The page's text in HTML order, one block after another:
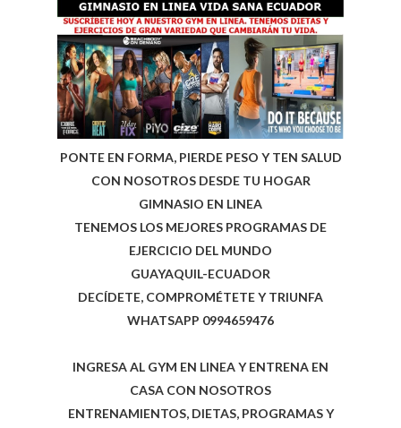
PONTE EN FORMA, PIERDE PESO Y TEN SALUD
CON NOSOTROS DESDE TU HOGAR
GIMNASIO EN LINEA
TENEMOS LOS MEJORES PROGRAMAS DE
EJERCICIO DEL MUNDO
GUAYAQUIL-ECUADOR
DECÍDETE, COMPROMÉTETE Y TRIUNFA
WHATSAPP 0994659476
INGRESA AL GYM EN LINEA Y ENTRENA EN
CASA CON NOSOTROS
ENTRENAMIENTOS, DIETAS, PROGRAMAS Y